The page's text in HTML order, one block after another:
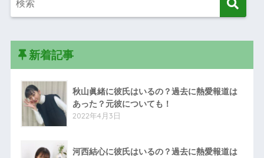
新着記事
秋山眞緒に彼氏はいるの？過去に熱愛報道は
あった？元彼についても！
2022年4月3日
河西結心に彼氏はいるの？過去に熱愛報道は